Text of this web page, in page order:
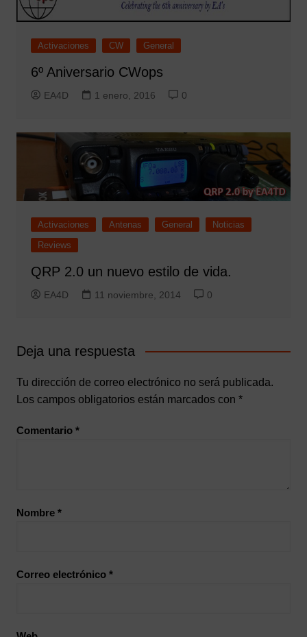
Activaciones CW General
6º Aniversario CWops
EA4D 1 enero, 2016 0
Activaciones Antenas General
Noticias
Reviews
QRP 2.0 un nuevo estilo de vida.
EA4D 11 noviembre, 2014 0
Deja una respuesta
Tu dirección de correo electrónico no será publicada.
Los campos obligatorios están marcados con *
Comentario *
Nombre *
Correo electrónico *